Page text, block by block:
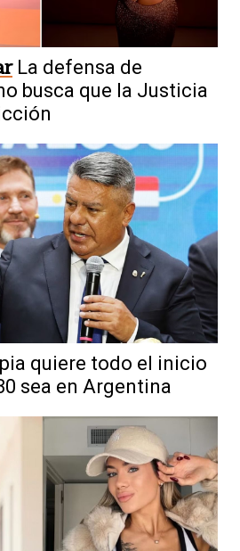
La defensa de
busca que la Justicia
quiere todo el inicio
sea en Argentina